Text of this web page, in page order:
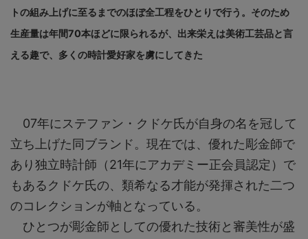
トの組み上げに至るまでのほぼ全工程をひとりで行う。そのため
生産量は年間70本ほどに限られるが、出来栄えは美術工芸品と言
える趣で、多くの時計愛好家を虜にしてきた
07年にステファン・クドケ氏が自身の名を冠して
立ち上げた同ブランド。現在では、優れた彫金師で
あり独立時計師（21年にアカデミー正会員認定）で
もあるクドケ氏の、類希なる才能が発揮された二つ
のコレクションが軸となっている。
ひとつが彫金師としての優れた技術と審美性が盛